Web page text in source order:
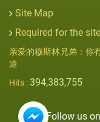
Site Map
Required for the site
亲爱的穆斯林兄弟：你
途
Hits : 394,383,755
Follow us